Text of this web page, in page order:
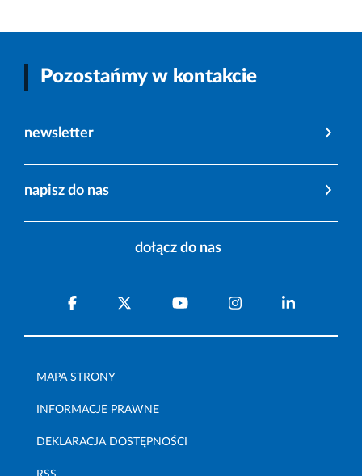
Pozostańmy w kontakcie
newsletter
napisz do nas
dołącz do nas
MAPA STRONY
INFORMACJE PRAWNE
DEKLARACJA DOSTĘPNOŚCI